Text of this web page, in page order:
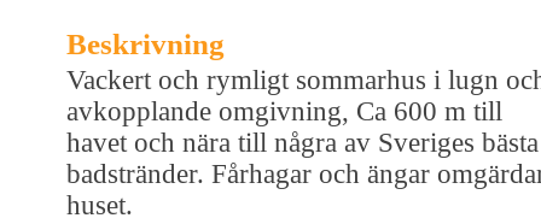
Beskrivning
Vackert och rymligt sommarhus i lugn
avkopplande omgivning, Ca 600 m till
havet och nära till några av Sveriges bästa
badstränder. Fårhagar och ängar
huset.